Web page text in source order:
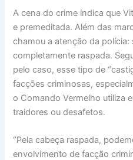
A cena do crime indica que
e premeditada. Além das
chamou a atenção da polícia:
completamente raspada.
pelo caso, esse tipo de
facções criminosas,
o Comando Vermelho utiliza
traidores ou desafetos.
“Pela cabeça raspada,
envolvimento de facção